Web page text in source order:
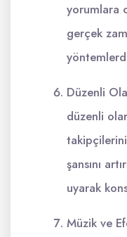
yorumlara
gerçek
Düzenli
düzenli
şansını
uyarak
Müzik ve